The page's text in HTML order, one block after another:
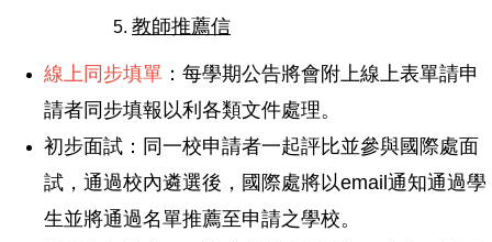
教師推薦信
線上同步填單 ：每學期公告將會附上線上表單請申
請者同步填報以利各類文件處理。
初步面試：同一校申請者一起評比並參與國際處面
試，通過校內遴選後，國際處將以email通知通過學
生並將通過名單推薦至申請之學校。